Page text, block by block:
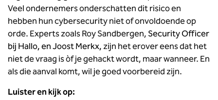
Veel ondernemers onderschatten dit risico en
hebben hun cybersecurity niet of onvoldoende op
orde. Experts zoals Roy Sandbergen,Security Officer
bij Hallo, en Joost Merkx,zijn het erover eens dat het
niet de vraag is òf je gehackt wordt, maar wanneer. En
als die aanval komt, wil je goed voorbereid zijn.
Luister en kijk op: